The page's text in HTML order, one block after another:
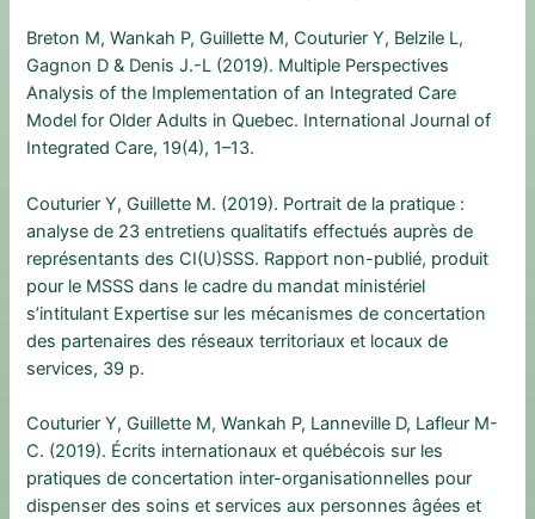
Breton M, Wankah P, Guillette M, Couturier Y, Belzile L,
Gagnon D & Denis J.-L (2019). Multiple Perspectives
Analysis of the Implementation of an Integrated Care
Model for Older Adults in Quebec. International Journal of
Integrated Care, 19(4), 1–13.
Couturier Y, Guillette M. (2019). Portrait de la pratique :
analyse de 23 entretiens qualitatifs effectués auprès de
représentants des CI(U)SSS. Rapport non-publié, produit
pour le MSSS dans le cadre du mandat ministériel
s’intitulant Expertise sur les mécanismes de concertation
des partenaires des réseaux territoriaux et locaux de
services, 39 p.
Couturier Y, Guillette M, Wankah P, Lanneville D, Lafleur M-
C. (2019). Écrits internationaux et québécois sur les
pratiques de concertation inter-organisationnelles pour
dispenser des soins et services aux personnes âgées et